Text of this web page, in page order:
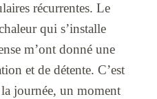
récurrentes. Le
qui s’installe
m’ont donné une
et de détente. C’est
journée, un moment